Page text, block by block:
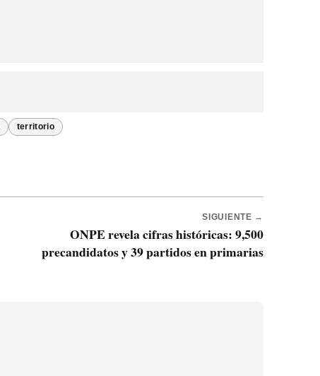
territorio
SIGUIENTE →
ONPE revela cifras históricas: 9,500
precandidatos y 39 partidos en primarias